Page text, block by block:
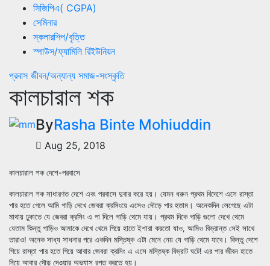
সিজিপিএ( CGPA)
সেমিনার
স্কলারশিপ/বৃত্তি
স্পাউস/ফ্যামিলি রিইউনিয়ন
প্রবাস জীবন/অন্যান্য সমাজ-সংস্কৃতি
কালচারাল শক
ByRasha Binte Mohiuddin
Aug 25, 2018
কালচারাল শক দেশে-পরবাসে
কালচারাল শক সাধারণত দেশে এবং পরবাসে দুবার করে হয়। যেমন ধরুন প্রথম বিদেশে এসে রাস্তা
পার হতে গেলে আমি গাড়ি দেখে জেবরা ক্রসিংয়ে এসেও দৌড়ে পার হতাম। অনেকদিন লেগেছে এটা
মাথায় ঢুকাতে যে জেবরা ক্রসিং এ পা দিলে গাড়ি থেমে যায়। প্রথম দিকে গাড়ি গুলো দেখে থেমে
যেতাম কিন্তু গাড়িও আমাকে দেখে থেমে গিয়ে হাতে ইশারা করতো যাও, আমিও বিভ্রান্ত সেই সাথে
তারাও! অনেক সাধ্য সাধনার পরে একদিন মস্তিষ্ক এটা মেনে নেয় যে গাড়ি থেমে যাবে। কিন্তু দেশে
গিয়ে রাস্তা পার হতে গিয়ে আবার জেবরা ক্রসিং এ এসে মস্তিষ্ক বিভ্রাট ঘটে! এর পার জীবন হাতে
নিয়ে আবার দৌড় দেওয়ার অভ্যাস রপ্ত করতে হয়।